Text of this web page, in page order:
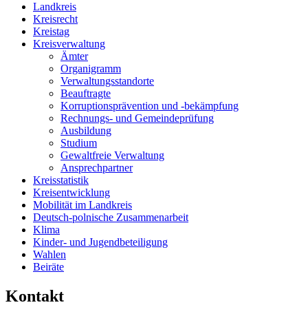
Landkreis
Kreisrecht
Kreistag
Kreisverwaltung
Ämter
Organigramm
Verwaltungsstandorte
Beauftragte
Korruptionsprävention und -bekämpfung
Rechnungs- und Gemeindeprüfung
Ausbildung
Studium
Gewaltfreie Verwaltung
Ansprechpartner
Kreisstatistik
Kreisentwicklung
Mobilität im Landkreis
Deutsch-polnische Zusammenarbeit
Klima
Kinder- und Jugendbeteiligung
Wahlen
Beiräte
Kontakt